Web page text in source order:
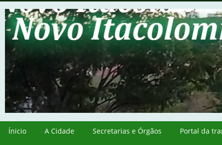
Ínicio A Cidade Secretarias e Órgãos Portal da